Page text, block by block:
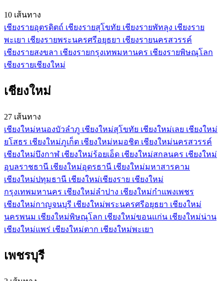
10 เส้นทาง
เชียงรายอุตรดิตถ์ เชียงรายสุโขทัย เชียงรายพัทลุง เชียงราย
พะเยา เชียงรายพระนครศรีอยุธยา เชียงรายนครสวรรค์
เชียงรายสงขลา เชียงรายกรุงเทพมหานคร เชียงรายพิษณุโลก
เชียงรายเชียงใหม่
เชียงใหม่
27 เส้นทาง
เชียงใหม่หนองบัวลำภู เชียงใหม่สุโขทัย เชียงใหม่เลย เชียงใหม่
ยโสธร เชียงใหม่ภูเก็ต เชียงใหม่หมอชิต เชียงใหม่นครสวรรค์
เชียงใหม่บึงกาฬ เชียงใหม่ร้อยเอ็ด เชียงใหม่สกลนคร เชียงใหม่
อุบลราชธานี เชียงใหม่อุดรธานี เชียงใหม่มหาสารคาม
เชียงใหม่ปทุมธานี เชียงใหม่เชียงราย เชียงใหม่
กรุงเทพมหานคร เชียงใหม่ลำปาง เชียงใหม่กำแพงเพชร
เชียงใหม่กาญจนบุรี เชียงใหม่พระนครศรีอยุธยา เชียงใหม่
นครพนม เชียงใหม่พิษณุโลก เชียงใหม่ขอนแก่น เชียงใหม่น่าน
เชียงใหม่แพร่ เชียงใหม่ตาก เชียงใหม่พะเยา
เพชรบุรี